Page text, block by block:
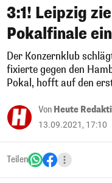
3:1! Leipzig
Pokalfinale ein
Der Konzernklub
fixierte gegen den
Pokal, hofft auf den
Von Heute
13.09.2021, 17:10
Teilen